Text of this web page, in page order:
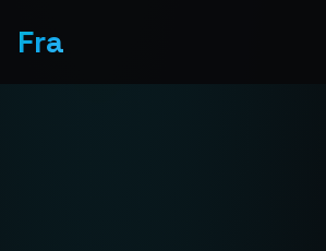
Fra